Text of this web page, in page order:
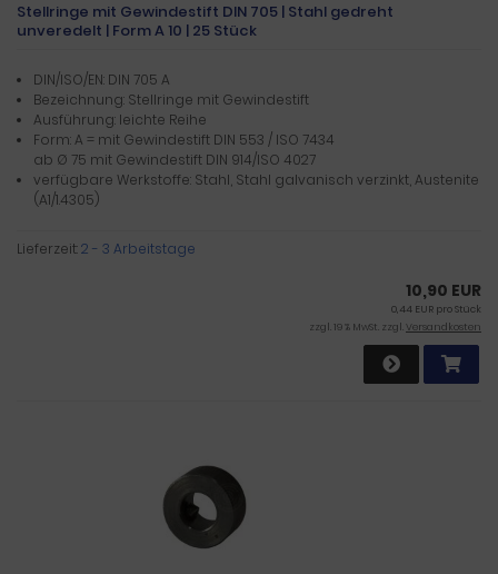
Stellringe mit Gewindestift DIN 705 | Stahl gedreht
unveredelt | Form A 10 | 25 Stück
DIN/ISO/EN: DIN 705 A
Bezeichnung: Stellringe mit Gewindestift
Ausführung: leichte Reihe
Form: A = mit Gewindestift DIN 553 / ISO 7434
ab Ø 75 mit Gewindestift DIN 914/ISO 4027
verfügbare Werkstoffe: Stahl, Stahl galvanisch verzinkt, Austenite
(A1/1.4305)
Lieferzeit:2 - 3 Arbeitstage
10,90 EUR
0,44 EUR pro Stück
zzgl. 19 % MwSt. zzgl.Versandkosten